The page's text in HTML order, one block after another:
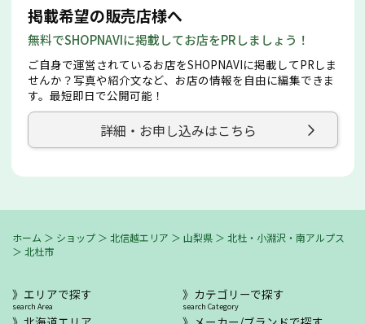
掲載希望の販売店様へ
無料でSHOPNAVIに掲載してお店をPRしましょう！
ご自身で運営されているお店をSHOPNAVIに掲載してPRしま
せんか？写真や紹介文など、お店の情報を自由に編集できま
す。最短即日で公開可能！
詳細・お申し込みはこちら
ホーム ＞ ショップ ＞ 北信越エリア ＞ 山梨県 ＞ 北杜・小淵沢・南アルプス
＞ 北杜市
エリアで探す
search Area
カテゴリーで探す
search Category